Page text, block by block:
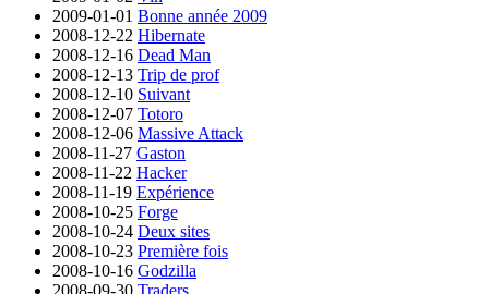
2009-01-01 Bonne année 2009
2008-12-22 Hibernate
2008-12-16 Dead Man
2008-12-13 Trip de prof
2008-12-10 Suivant
2008-12-07 Totoro
2008-12-06 Massive Attack
2008-11-27 Gaston
2008-11-22 Hacker
2008-11-19 Expérience
2008-10-25 Forge
2008-10-24 Deux sites
2008-10-23 Première fois
2008-10-16 Godzilla
2008-09-30 Traders